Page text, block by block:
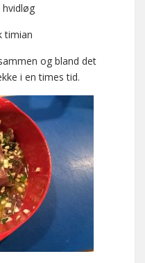
hvidløg
timian
og bland det
i en times tid.